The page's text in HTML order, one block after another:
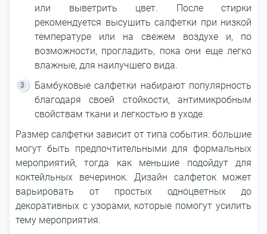
или выветрить цвет. После стирки
рекомендуется высушить салфетки при низкой
температуре или на свежем воздухе и, по
возможности, прогладить, пока они еще легко
влажные, для наилучшего вида.
Бамбуковые салфетки набирают популярность
благодаря своей стойкости, антимикробным
свойствам ткани и легкостью в уходе.
Размер салфетки зависит от типа события: большие
могут быть предпочтительными для формальных
мероприятий, тогда как меньшие подойдут для
коктейльных вечеринок. Дизайн салфеток может
варьировать от простых одноцветных до
декоративных с узорами, которые помогут усилить
тему мероприятия.